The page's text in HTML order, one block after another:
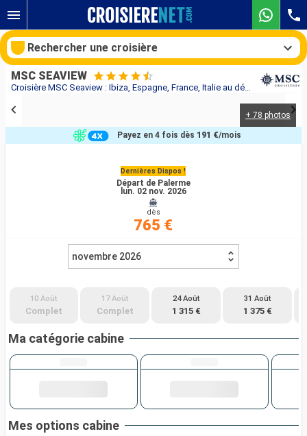
Croisière MSC Seaview : Ibiza, Espagne, France, Italie au départ de Palerme
MSC SEAVIEW
+ 78 photos
Dernières Dispos !
Départ de Palerme
lun. 02 nov. 2026
dès
765 €
Payez en 4 fois dès 191 €/mois
novembre 2026
10 Août
Complet
17 Août
Complet
24 Août
1 315 €
31 Août
1 375 €
Ma catégorie cabine
Mes options cabine
Rechercher une croisière
Compagnies
Rechercher